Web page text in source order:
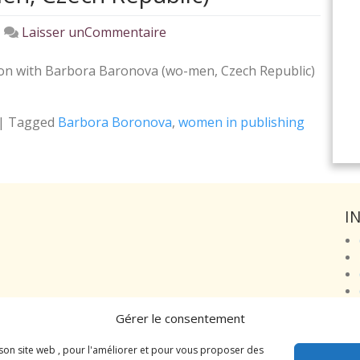
Gérer le consentement
site web , pour l'améliorer et pour vous proposer des
Laisser unCommentaire
the
publishing:
with Barbora Baronova (wo-men, Czech Republic)
| Tagged Barbora Boronova, women in publishing